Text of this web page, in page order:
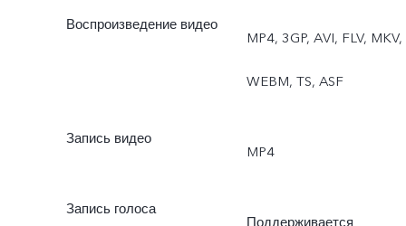
«Двухоконный режим»
Воспроизведение видео
MP4, 3GP, AVI, FLV, MKV,
WEBM, TS, ASF
Запись видео
MP4
Запись голоса
Поддерживается